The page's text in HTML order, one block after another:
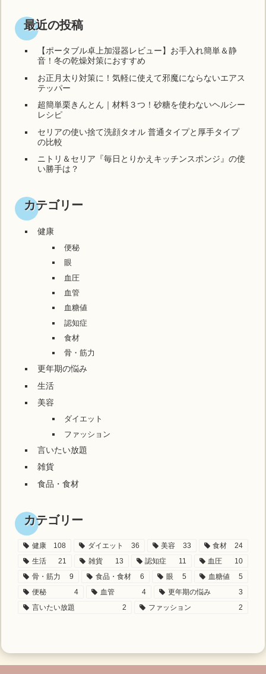
最近の投稿
【ポータブル卓上加湿器レビュー】お手入れ簡単＆静
音！冬の乾燥対策におすすめ
お正月太り対策に！気軽に使えて邪魔にならないエアス
テッパー
超簡単栗きんとん｜材料３つ！砂糖を使わないヘルシー
レシピ
セリアの使い捨て洗顔タオル 普通タイプと厚手タイプ
の比較
ニトリ＆セリア『毎日とりかえキッチンスポンジ』の使
い勝手は？
カテゴリー
健康
便秘
眼
血圧
血管
血糖値
認知症
食材
骨・筋力
更年期の悩み
生活
美容
ダイエット
ファッション
言いたい放題
雑貨
食品・食材
カテゴリー
健康 108 ダイエット 36 美容 33 食材
24
生活
21 雑貨 13 認知症 11 血圧
10
骨・筋力
9 食品・食材 6 眼 5 血糖値
5
便秘
4 血管 4 更年期の悩み
3
言いたい放題
2 ファッション 2